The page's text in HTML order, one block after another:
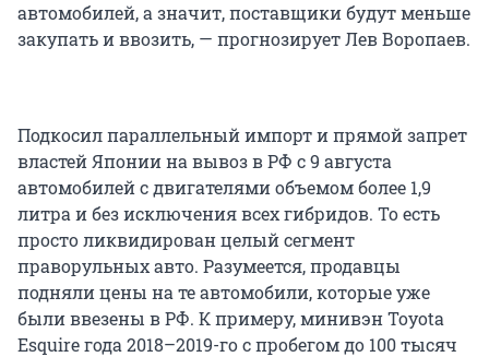
автомобилей, а значит, поставщики будут меньше
закупать и ввозить, — прогнозирует Лев Воропаев.
Подкосил параллельный импорт и прямой запрет
властей Японии на вывоз в РФ с 9 августа
автомобилей с двигателями объемом более 1,9
литра и без исключения всех гибридов. То есть
просто ликвидирован целый сегмент
праворульных авто. Разумеется, продавцы
подняли цены на те автомобили, которые уже
были ввезены в РФ. К примеру, минивэн Toyota
Esquire года 2018–2019-го с пробегом до 100 тысяч